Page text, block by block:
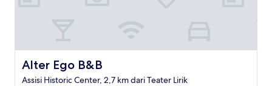
Alter Ego B&B
Alter Ego B&B
Assisi Historic Center, 2,7 km dari Teater Lirik